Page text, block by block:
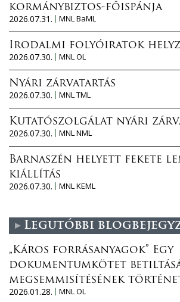
kormánybiztos-főispánja
2026.07.31.
MNL BaML
Irodalmi folyóiratok
2026.07.30.
MNL OL
Nyári zárvatartás
2026.07.30.
MNL TML
Kutatószolgálat nyári
2026.07.30.
MNL NML
Barnaszén helyett fekete
kiállítás
2026.07.30.
MNL KEML
Legutóbbi
„Káros forrásanyagok” Egy
dokumentumkötet
megsemmisítésének
2026.01.28.
MNL OL